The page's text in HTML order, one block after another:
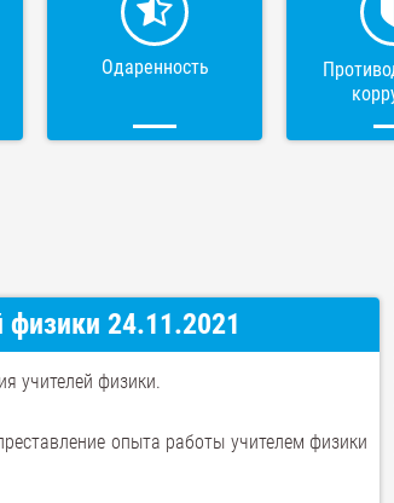
Одаренность
физики 24.11.2021
учителей физики.
опыта работы учителем физики